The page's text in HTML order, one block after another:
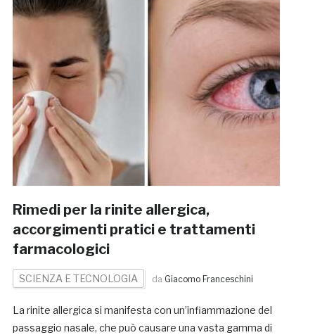
Rimedi per la rinite allergica,
accorgimenti pratici e trattamenti
farmacologici
SCIENZA E TECNOLOGIA da Giacomo Franceschini
La rinite allergica si manifesta con un’infiammazione del
passaggio nasale, che può causare una vasta gamma di